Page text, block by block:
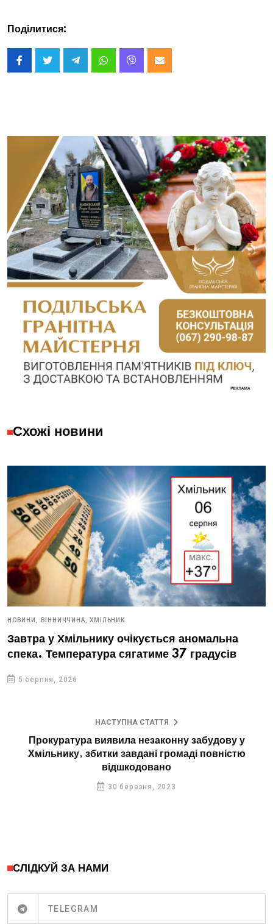
Поділитися:
Схожі новини
НОВИНИ, ВІННИЧЧИНА, ХМІЛЬНИК
Завтра у Хмільнику очікується аномальна
спека. Температура сягатиме 37 градусів
5 серпня, 2026
НАСТУПНА СТАТТЯ
Прокуратура виявила незаконну забудову у
Хмільнику, збитки завдані громаді повністю
відшкодовано
30 березня, 2023
СЛІДКУЙ ЗА НАМИ
TELEGRAM